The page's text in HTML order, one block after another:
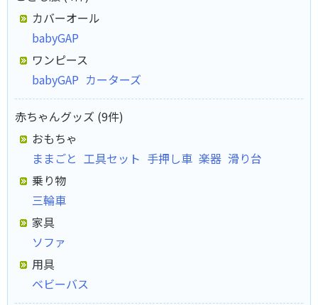
カバーオール
babyGAP
ワンピース
babyGAP カーターズ
赤ちゃんグッズ (9件)
おもちゃ
ままごと 工具セット 手押し車 楽器 滑り台
乗り物
三輪車
家具
ソファ
用具
ベビーバス